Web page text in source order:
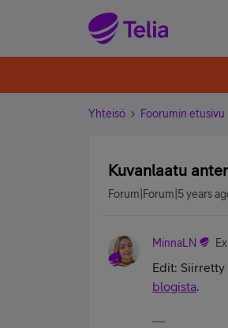
Yhteisö Foorumin etusivu
Kuvanlaatu
Forum|Forum|5 years
MinnaLN
Edit: Siirretty
blogista.